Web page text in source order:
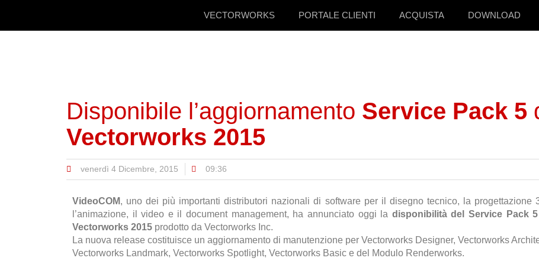
VECTORWORKS PORTALE CLIENTI ACQUISTA DOWNLOAD
Disponibile l’aggiornamento Service Pack 5
Vectorworks 2015
venerdì 4 Dicembre, 2015 09:36
VideoCOM, uno dei più importanti distributori nazionali di software per il disegno tecnico, la progettazione
l’animazione, il video e il document management, ha annunciato oggi la disponibilità del Service Pack
Vectorworks 2015 prodotto da Vectorworks Inc.
La nuova release costituisce un aggiornamento di manutenzione per Vectorworks Designer, Vectorworks
Vectorworks Landmark, Vectorworks Spotlight, Vectorworks Basic e del Modulo Renderworks.